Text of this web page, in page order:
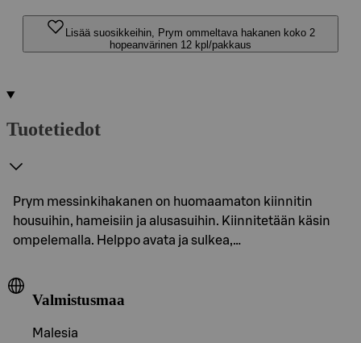
Lisää suosikkeihin, Prym ommeltava hakanen koko 2
hopeanvärinen 12 kpl/pakkaus
Tuotetiedot
Prym messinkihakanen on huomaamaton kiinnitin
housuihin, hameisiin ja alusasuihin. Kiinnitetään käsin
ompelemalla. Helppo avata ja sulkea,…
Valmistusmaa
Malesia